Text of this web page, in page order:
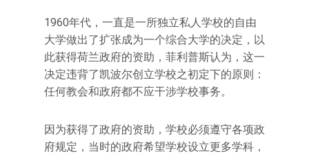
1960年代，一直是一所独立私人学校的自由
大学做出了扩张成为一个综合大学的决定，以
此获得荷兰政府的资助，菲利普斯认为，这一
决定违背了凯波尔创立学校之初定下的原则：
任何教会和政府都不应干涉学校事务。
因为获得了政府的资助，学校必须遵守各项政
府规定，当时的政府希望学校设立更多学科，